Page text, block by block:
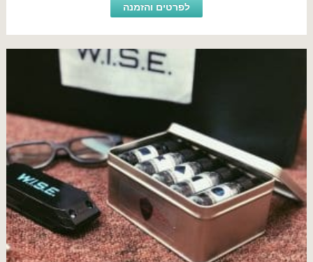
לפרטים והזמנה